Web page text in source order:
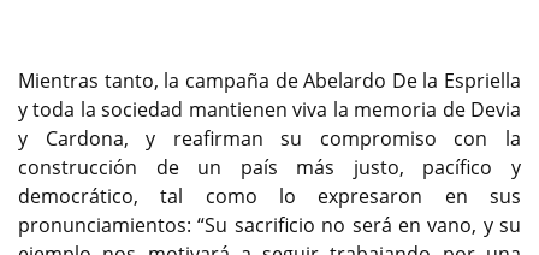
Mientras tanto, la campaña de Abelardo De la Espriella
y toda la sociedad mantienen viva la memoria de Devia
y Cardona, y reafirman su compromiso con la
construcción de un país más justo, pacífico y
democrático, tal como lo expresaron en sus
pronunciamientos: “Su sacrificio no será en vano, y su